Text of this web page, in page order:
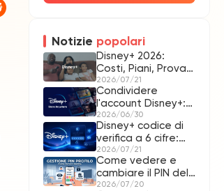
Notizie popolari
Disney+ 2026:
Costi, Piani, Prova
Gratuita E Guida
2026/07/21
Condividere
l'account Disney+:
Premium a soli 3,99
€
2026/06/30
Disney+ codice di
verifica a 6 cifre:
cosa fare per
accedere
2026/07/21
Come vedere e
cambiare il PIN del
profilo Disney+
2026/07/20